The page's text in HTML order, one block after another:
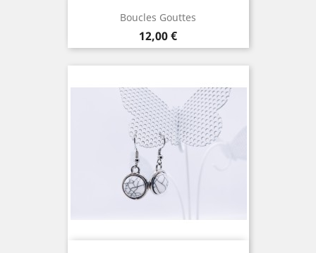
Boucles Gouttes
Prix
12,00 €